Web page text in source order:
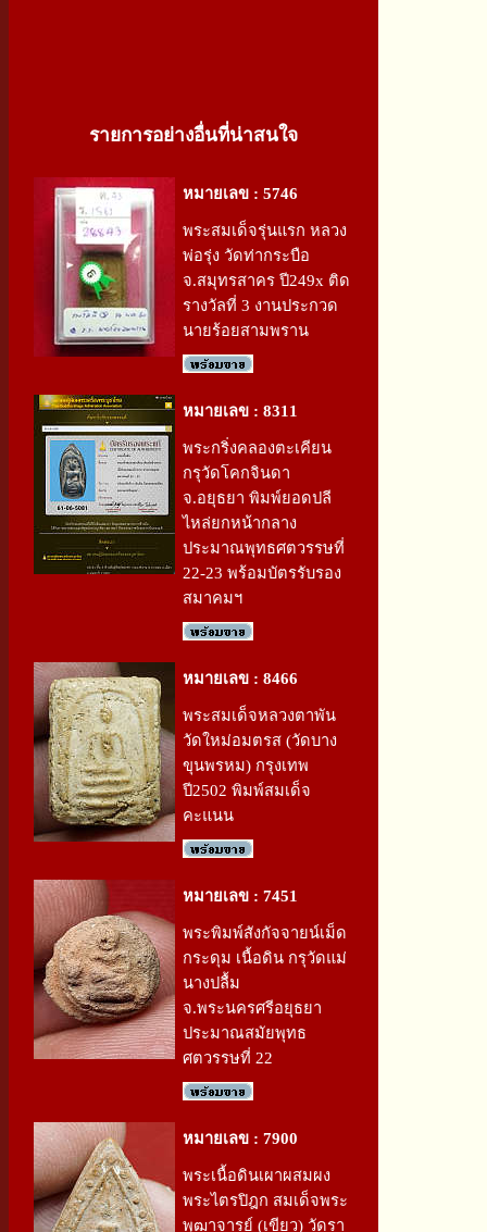
รายการอย่างอื่นที่น่าสนใจ
หมายเลข : 5746
พระสมเด็จรุ่นแรก หลวง
พ่อรุ่ง วัดท่ากระบือ
จ.สมุทรสาคร ปี249x ติด
รางวัลที่ 3 งานประกวด
นายร้อยสามพราน
หมายเลข : 8311
พระกริ่งคลองตะเคียน
กรุวัดโคกจินดา
จ.อยุธยา พิมพ์ยอดปลี
ไหล่ยกหน้ากลาง
ประมาณพุทธศตวรรษที่
22-23 พร้อมบัตรรับรอง
สมาคมฯ
หมายเลข : 8466
พระสมเด็จหลวงตาพัน
วัดใหม่อมตรส (วัดบาง
ขุนพรหม) กรุงเทพ
ปี2502 พิมพ์สมเด็จ
คะแนน
หมายเลข : 7451
พระพิมพ์สังกัจจายน์เม็ด
กระดุม เนื้อดิน กรุวัดแม่
นางปลื้ม
จ.พระนครศรีอยุธยา
ประมาณสมัยพุทธ
ศตวรรษที่ 22
หมายเลข : 7900
พระเนื้อดินเผาผสมผง
พระไตรปิฎก สมเด็จพระ
พุฒาจารย์ (เขียว) วัดรา